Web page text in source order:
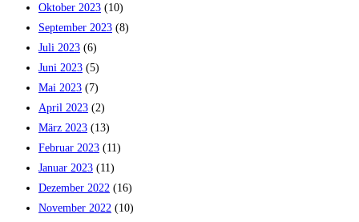
Oktober 2023 (10)
September 2023 (8)
Juli 2023 (6)
Juni 2023 (5)
Mai 2023 (7)
April 2023 (2)
März 2023 (13)
Februar 2023 (11)
Januar 2023 (11)
Dezember 2022 (16)
November 2022 (10)